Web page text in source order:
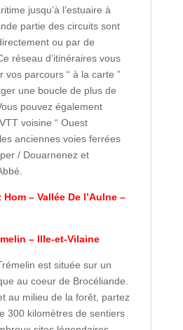
jusqu’à l’estuaire à
partie des circuits sont
ou par de
réseau d’itinéraires vous
vos parcours “ à la carte ”
une boucle de plus de
pouvez également
voisine “ Ouest
anciennes voies ferrées
/ Douarnenez et
Hom – Vallée De l’Aulne –
– Ille-et-Vilaine
est située sur un
au coeur de Brocéliande.
au milieu de la forêt, partez
300 kilomètres de sentiers